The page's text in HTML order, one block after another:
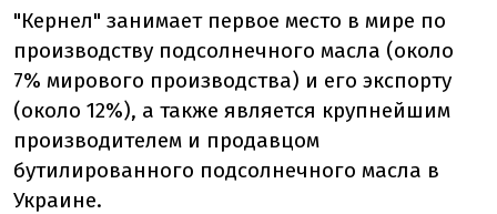
"Кернел" занимает первое место в мире по
производству подсолнечного масла (около
7% мирового производства) и его экспорту
(около 12%), а также является крупнейшим
производителем и продавцом
бутилированного подсолнечного масла в
Украине.